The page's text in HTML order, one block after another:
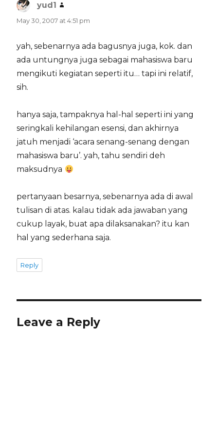
yud1
May 30, 2007 at 4:51 pm
yah, sebenarnya ada bagusnya juga, kok. dan
ada untungnya juga sebagai mahasiswa baru
mengikuti kegiatan seperti itu… tapi ini relatif,
sih.
hanya saja, tampaknya hal-hal seperti ini yang
seringkali kehilangan esensi, dan akhirnya
jatuh menjadi ‘acara senang-senang dengan
mahasiswa baru’. yah, tahu sendiri deh
maksudnya
pertanyaan besarnya, sebenarnya ada di awal
tulisan di atas. kalau tidak ada jawaban yang
cukup layak, buat apa dilaksanakan? itu kan
hal yang sederhana saja.
Reply
Leave a Reply